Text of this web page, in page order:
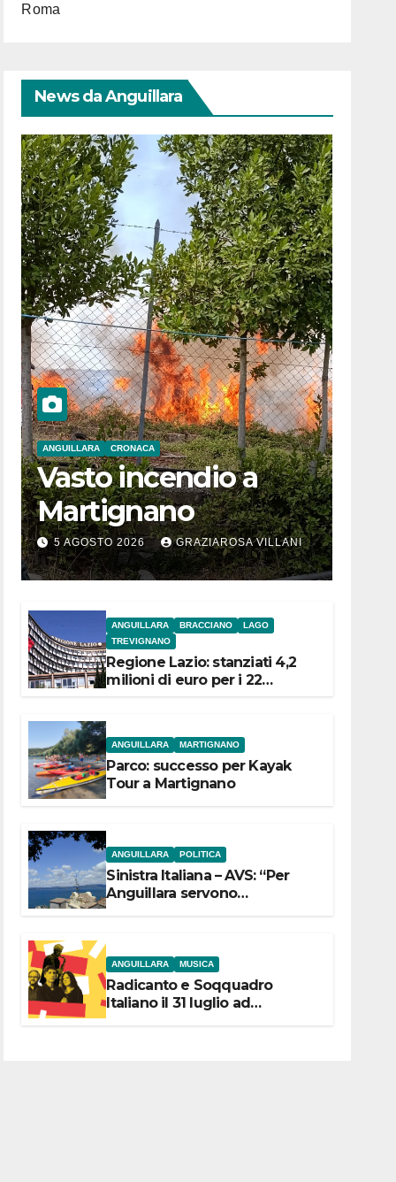
Roma
News da Anguillara
ANGUILLARA CRONACA
Vasto incendio a
Martignano
5 AGOSTO 2026 GRAZIAROSA VILLANI
ANGUILLARA BRACCIANO
LAGO
TREVIGNANO
Regione Lazio: stanziati 4,2
milioni di euro per i 22
ANGUILLARA MARTIGNANO
Parco: successo per Kayak
Tour a Martignano
ANGUILLARA POLITICA
Sinistra Italiana – AVS: “Per
Anguillara servono
ANGUILLARA MUSICA
Radicanto e Soqquadro
Italiano il 31 luglio ad